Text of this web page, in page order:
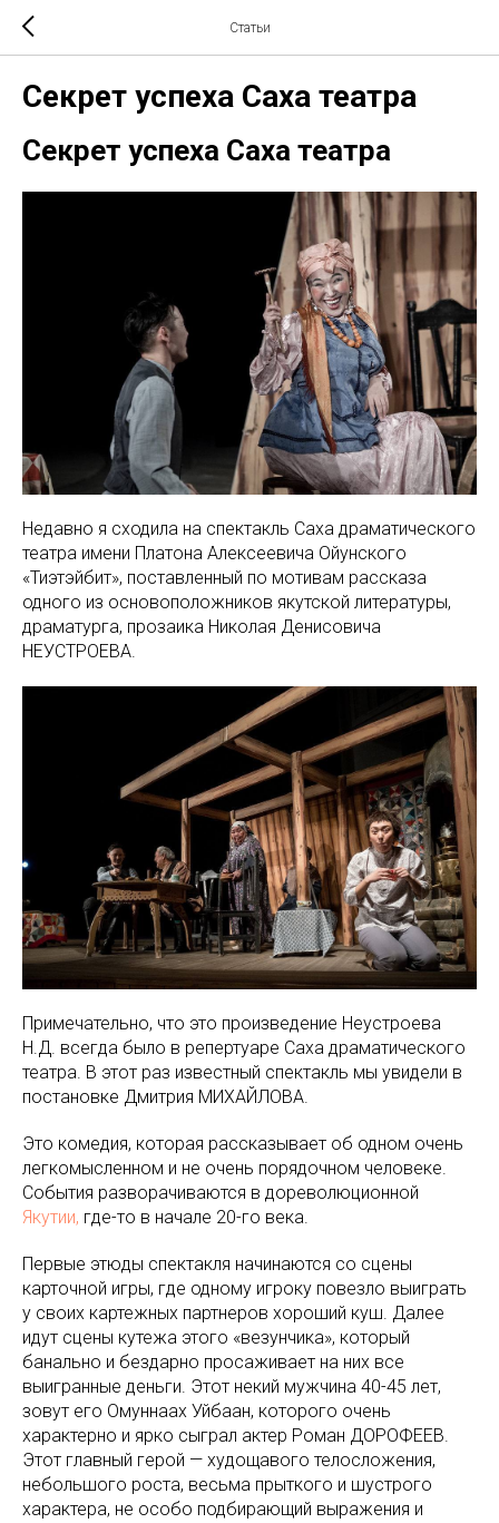
Статьи
Секрет успеха Саха театра
Секрет успеха Саха театра
Недавно я сходила на спектакль Саха драматического
театра имени Платона Алексеевича Ойунского
«Тиэтэйбит», поставленный по мотивам рассказа
одного из основоположников якутской литературы,
драматурга, прозаика Николая Денисовича
НЕУСТРОЕВА.
Примечательно, что это произведение Неустроева
Н.Д. всегда было в репертуаре Саха драматического
театра. В этот раз известный спектакль мы увидели в
постановке Дмитрия МИХАЙЛОВА.
Это комедия, которая рассказывает об одном очень
легкомысленном и не очень порядочном человеке.
События разворачиваются в дореволюционной
Якутии, где-то в начале 20-го века.
Первые этюды спектакля начинаются со сцены
карточной игры, где одному игроку повезло выиграть
у своих картежных партнеров хороший куш. Далее
идут сцены кутежа этого «везунчика», который
банально и бездарно просаживает на них все
выигранные деньги. Этот некий мужчина 40-45 лет,
зовут его Омуннаах Уйбаан, которого очень
характерно и ярко сыграл актер Роман ДОРОФЕЕВ.
Этот главный герой — худощавого телосложения,
небольшого роста, весьма прыткого и шустрого
характера, не особо подбирающий выражения и